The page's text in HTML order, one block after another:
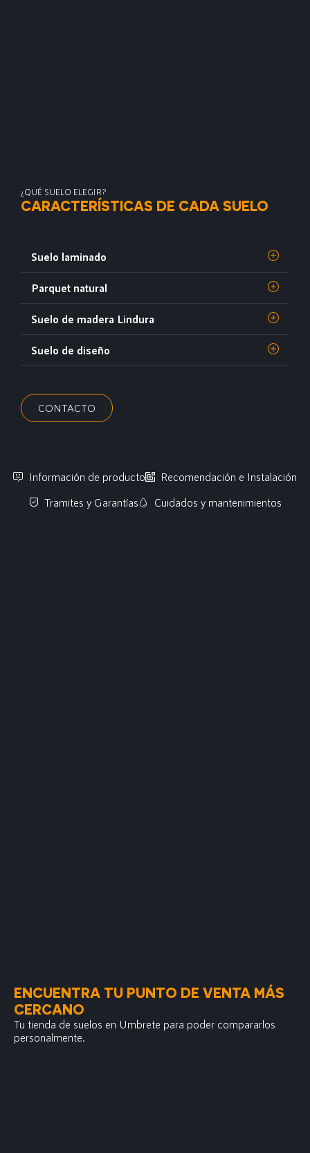
¿QUÉ SUELO ELEGIR?
CARACTERÍSTICAS DE CADA SUELO
Suelo laminado
Parquet natural
Suelo de madera Lindura
Suelo de diseño
CONTACTO
Información de producto
Recomendación e Instalación
Tramites y Garantías
Cuidados y mantenimientos
ENCUENTRA TU PUNTO DE VENTA MÁS
CERCANO
Tu tienda de suelos en Umbrete para poder compararlos
personalmente.